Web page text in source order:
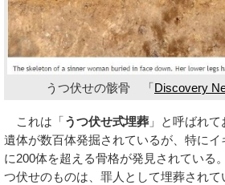
うつ伏せの骸骨 「Discovery
これは「うつ伏せ式埋葬 」と呼ばれ
遺体が数百体発掘されているが、特に
に200体を超える骨格が発見されている
つ伏せのものは、罪人として埋葬され